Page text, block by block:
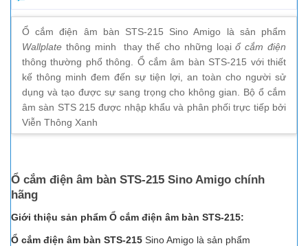
Ổ cắm điện âm bàn STS-215 Sino Amigo là sản phẩm
Wallplate thông minh thay thế cho những loạiổ cắm điện
thông thường phổ thông. Ổ cắm âm bàn STS-215 với thiết
kế thông minh đem đến sự tiện lợi, an toàn cho người sử
dụng và tạo được sự sang trọng cho không gian. Bộ ổ cắm
âm sàn STS 215 được nhập khẩu và phân phối trực tiếp bởi
Viễn Thông Xanh
Ổ cắm điện âm bàn STS-215 Sino Amigo chính
hãng
Giới thiệu sản phẩm Ổ cắm điện âm bàn STS-215:
Ổ cắm điện âm bàn STS-215 Sino Amigo là sản phẩm